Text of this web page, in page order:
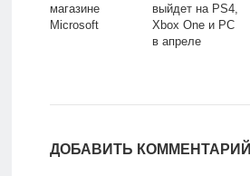
магазине
Microsoft
выйдет на PS4,
Xbox One и PC
в апреле
ДОБАВИТЬ КОММЕНТАРИЙ